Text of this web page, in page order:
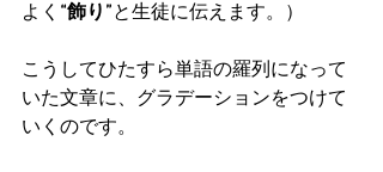
よく “飾り”と生徒に伝えます。）
こうしてひたすら単語の羅列になって
いた文章に、グラデーションをつけて
いくのです。